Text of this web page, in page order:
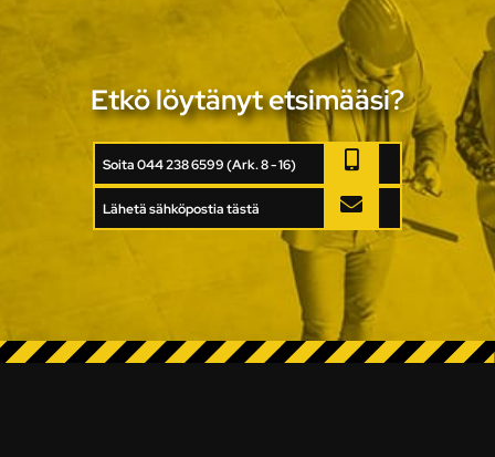
Etkö löytänyt etsimääsi?
Soita 044 238 6599 (Ark. 8 - 16)
Lähetä sähköpostia tästä